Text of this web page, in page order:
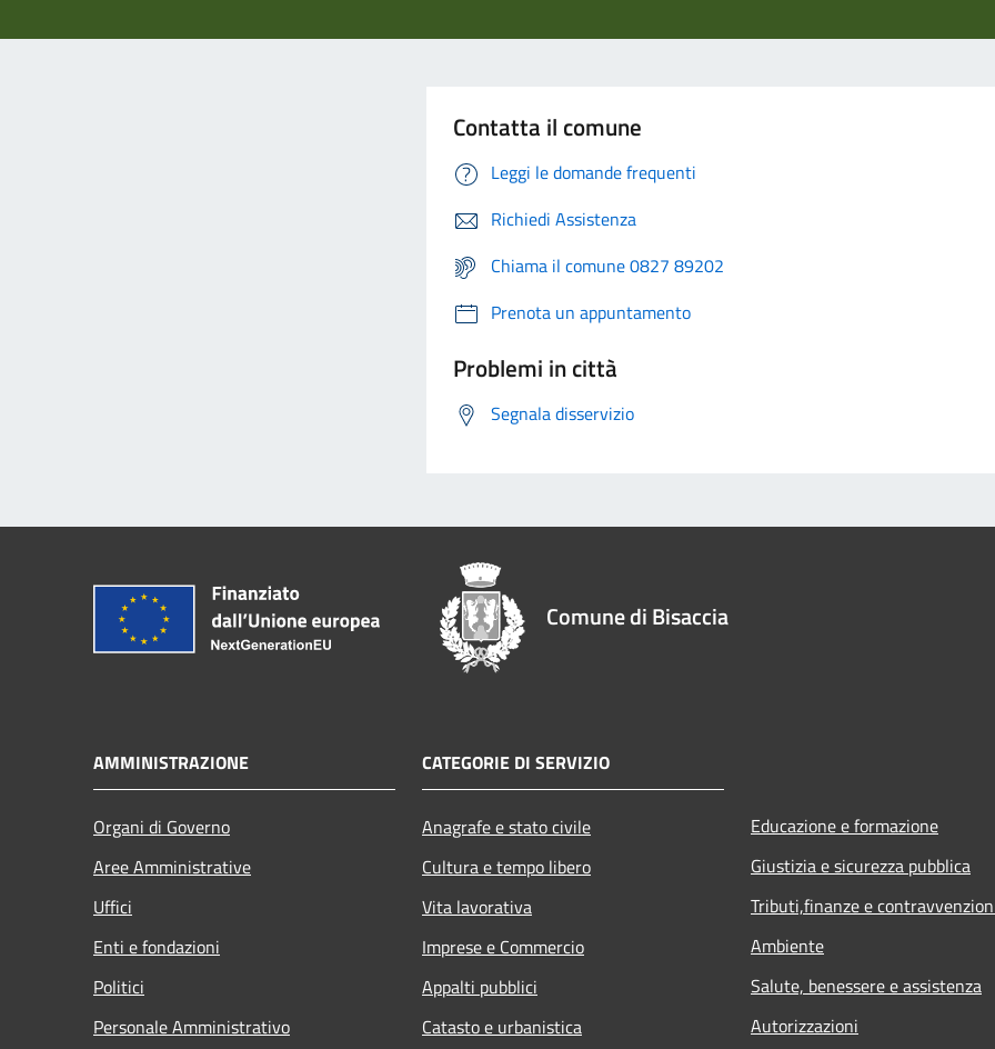
Contatta il comune
Leggi le domande frequenti
Richiedi Assistenza
Chiama il comune 0827 89202
Prenota un appuntamento
Problemi in città
Segnala disservizio
Comune di Bisaccia
AMMINISTRAZIONE
Organi di Governo
Aree Amministrative
Uffici
Enti e fondazioni
Politici
Personale Amministrativo
CATEGORIE DI SERVIZIO
Anagrafe e stato civile
Cultura e tempo libero
Vita lavorativa
Imprese e Commercio
Appalti pubblici
Catasto e urbanistica
Educazione e formazione
Giustizia e sicurezza pubblica
Tributi,finanze e
Ambiente
Salute, benessere e assistenza
Autorizzazioni